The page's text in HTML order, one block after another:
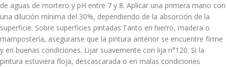
de aguas de mortero y pH entre 7 y 8. Aplicar una primera mano con
una dilución mínima del 30%, dependiendo de la absorción de la
superficie. Sobre superficies pintadas:Tanto en hierro, madera o
mampostería, asegurarse que la pintura anterior se encuentre firme
y en buenas condiciones. Lijar suavemente con lija n°120. Si la
pintura estuviera floja, descascarada o en malas condiciones